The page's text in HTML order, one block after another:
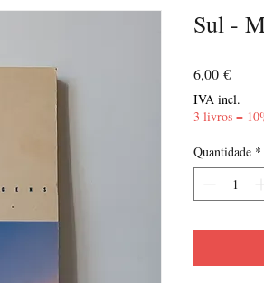
Sul -
6,00 €Preço
IVA incl.
3 livros =
Quantidade *